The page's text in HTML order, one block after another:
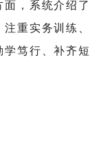
，系统介绍了
重实务训练、
笃行、补齐短